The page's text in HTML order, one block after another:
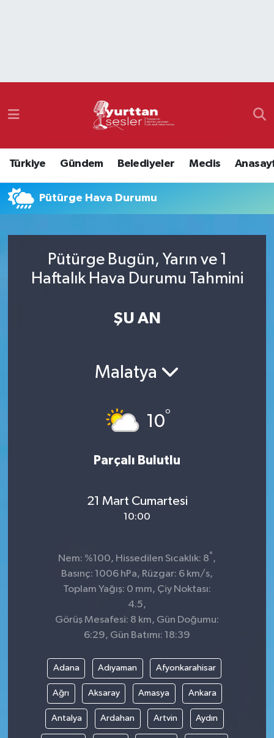
Türkiye Gündem Belediyeler Meclis
Pütürge Hava Durumu
Pütürge Bugün, Yarın ve 1
Haftalık Hava Durumu Tahmini
ŞU AN
Malatya
10°
Parçalı Bulutlu
21 Mart Cumartesi
10:00
Nem: %100, Hissedilen Sıcaklık: 8° ,
Basınç: 1006 hPa, Rüzgar: 6 km/s,
Toplam Yağış: 0 mm, Çiy Noktası:
4.5,
Görüş Mesafesi: 8 km, Gün Doğumu:
6:29, Gün Batımı: 18:39
Adana Adıyaman Afyonkarahisar
Ağrı Aksaray Amasya Ankara
Antalya Ardahan Artvin Aydın
Namaz Vakitleri
Süper Lig Puan Durumu ve Fikstür
Tüm Manşetler
Son Dakika Haberleri
Haber Arşivi